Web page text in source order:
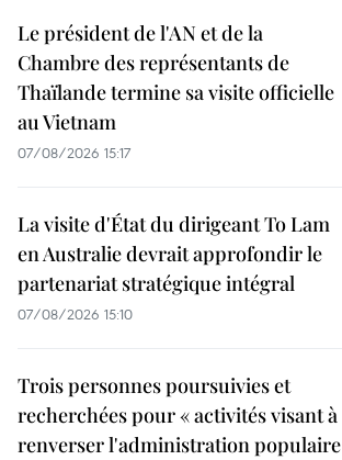
Le président de l'AN et de la
Chambre des représentants de
Thaïlande termine sa visite officielle
au Vietnam
07/08/2026 15:17
La visite d'État du dirigeant To Lam
en Australie devrait approfondir le
partenariat stratégique intégral
07/08/2026 15:10
Trois personnes poursuivies et
recherchées pour « activités visant à
renverser l'administration populaire